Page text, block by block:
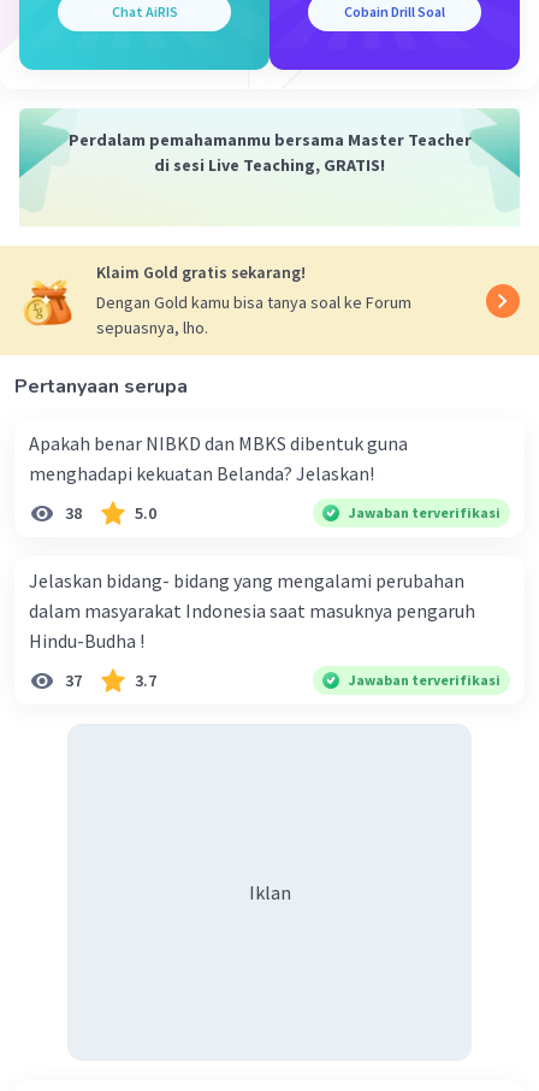
Indonesia yaitu”inovasi”. Inovasi kadang-kadang
karena hal yang baru itu hasil penemuan. Kata
menterjemahkan kata dari bahasa
Inggris”discovery” dan”invention”. Ada juga yang
usaha pembaharuan.
Beri Rating ·0.0(0) Balas
Chat AiRIS Cobain Drill Soal
Perdalam pemahamanmu bersama Master Teacher
di sesi Live Teaching, GRATIS!
Klaim Gold gratis sekarang!
Dengan Gold kamu bisa tanya soal ke Forum
sepuasnya, lho.
Pertanyaan serupa
Apakah benar NIBKD dan MBKS dibentuk guna
menghadapi kekuatan Belanda? Jelaskan!
38 5.0 Jawaban terverifikasi
Jelaskan bidang- bidang yang mengalami perubahan
dalam masyarakat Indonesia saat masuknya pengaruh
Hindu-Budha !
37 3.7 Jawaban terverifikasi
Iklan